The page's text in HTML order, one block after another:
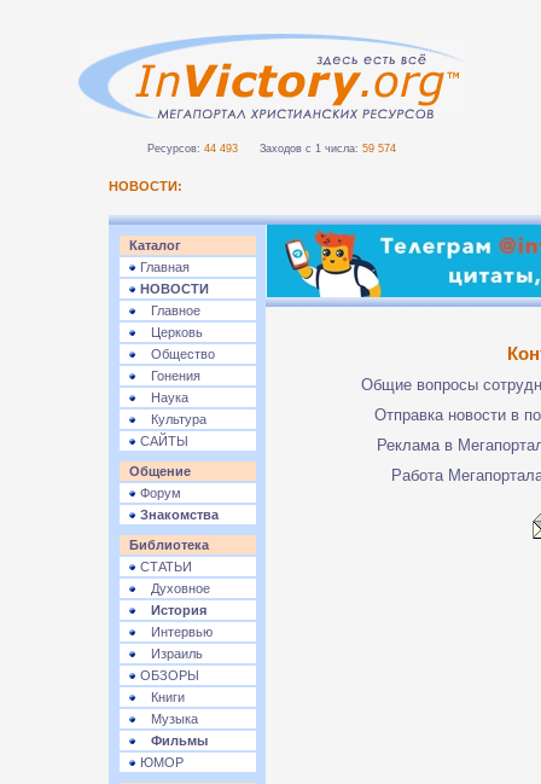
Ресурсов: 44 493 Заходов с 1 числа: 59 574
НОВОСТИ:
Каталог
Главная
НОВОСТИ
Главное
Церковь
Общество
Гонения
Наука
Культура
САЙТЫ
Общение
Форум
Знакомства
Библиотека
СТАТЬИ
Духовное
История
Интервью
Израиль
ОБЗОРЫ
Книги
Музыка
Фильмы
ЮМОР
Общие вопросы
Отправка новости в
Реклама в
Работа